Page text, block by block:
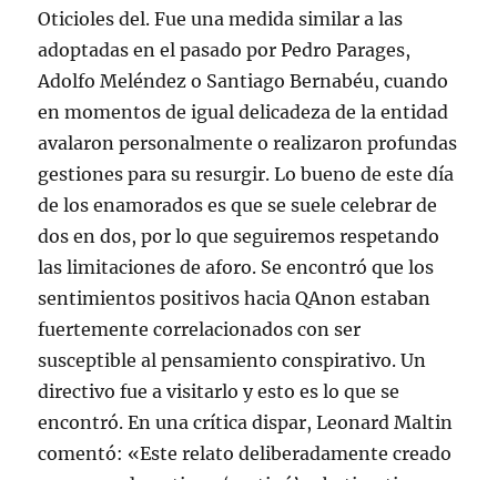
Oticioles del. Fue una medida similar a las
adoptadas en el pasado por Pedro Parages,
Adolfo Meléndez o Santiago Bernabéu, cuando
en momentos de igual delicadeza de la entidad
avalaron personalmente o realizaron profundas
gestiones para su resurgir. Lo bueno de este día
de los enamorados es que se suele celebrar de
dos en dos, por lo que seguiremos respetando
las limitaciones de aforo. Se encontró que los
sentimientos positivos hacia QAnon estaban
fuertemente correlacionados con ser
susceptible al pensamiento conspirativo. Un
directivo fue a visitarlo y esto es lo que se
encontró. En una crítica dispar, Leonard Maltin
comentó: «Este relato deliberadamente creado